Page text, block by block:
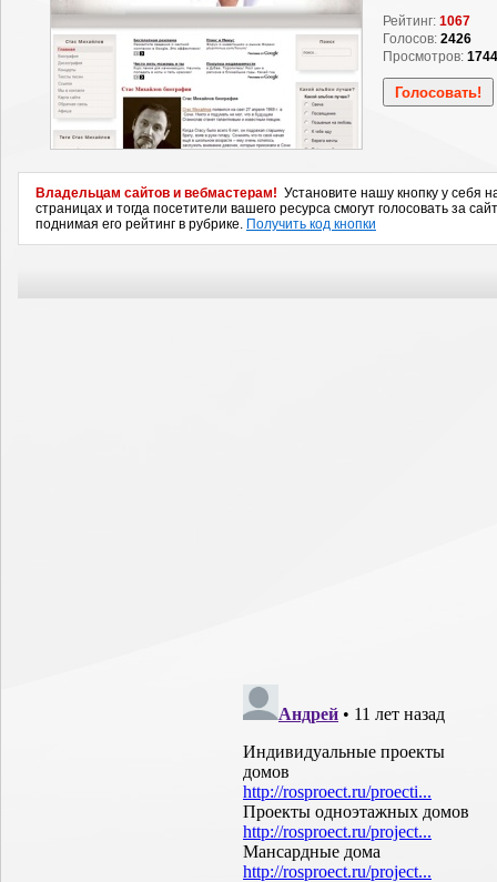
Рейтинг: 1067
Голосов: 2426
Просмотров:
Владельцам сайтов и вебмастерам! Установите нашу кнопку у себя
страницах и тогда посетители вашего ресурса смогут голосовать за
поднимая его рейтинг в рубрике. Получить код кнопки